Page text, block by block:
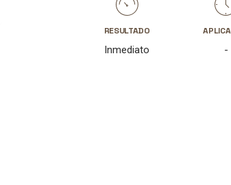
RESULTADO
Inmediato -